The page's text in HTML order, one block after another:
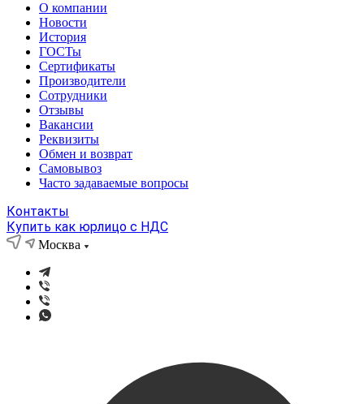
О компании
Новости
История
ГОСТы
Сертификаты
Производители
Сотрудники
Отзывы
Вакансии
Реквизиты
Обмен и возврат
Самовывоз
Часто задаваемые вопросы
Контакты
Купить как юрлицо с НДС
Москва